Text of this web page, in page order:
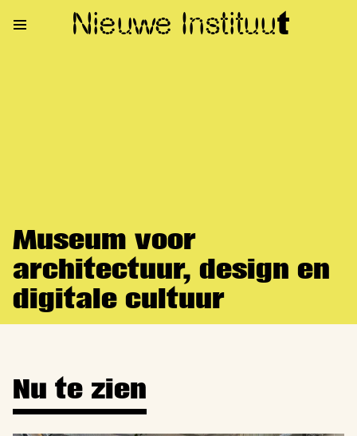
Nieuwe Instituut
Museum voor
architectuur, design en
digitale cultuur
Nu te zien